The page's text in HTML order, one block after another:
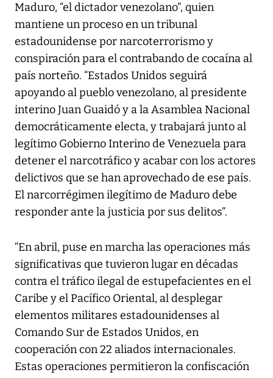
Maduro, “el dictador venezolano”, quien
mantiene un proceso en un tribunal
estadounidense por narcoterrorismo y
conspiración para el contrabando de cocaína al
país norteño. “Estados Unidos seguirá
apoyando al pueblo venezolano, al presidente
interino Juan Guaidó y a la Asamblea Nacional
democráticamente electa, y trabajará junto al
legítimo Gobierno Interino de Venezuela para
detener el narcotráfico y acabar con los actores
delictivos que se han aprovechado de ese país.
El narcorrégimen ilegítimo de Maduro debe
responder ante la justicia por sus delitos”.
“En abril, puse en marcha las operaciones más
significativas que tuvieron lugar en décadas
contra el tráfico ilegal de estupefacientes en el
Caribe y el Pacífico Oriental, al desplegar
elementos militares estadounidenses al
Comando Sur de Estados Unidos, en
cooperación con 22 aliados internacionales.
Estas operaciones permitieron la confiscación